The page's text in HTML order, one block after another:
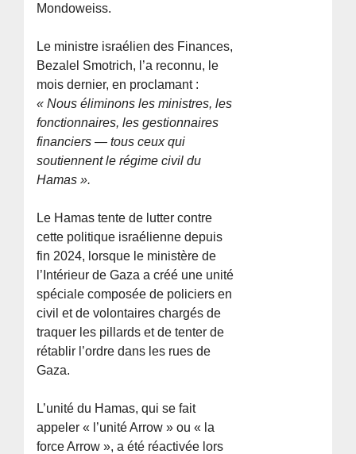
Mondoweiss.
Le ministre israélien des Finances,
Bezalel Smotrich, l’a reconnu, le
mois dernier, en proclamant :
« Nous éliminons les ministres, les
fonctionnaires, les gestionnaires
financiers — tous ceux qui
soutiennent le régime civil du
Hamas ».
Le Hamas tente de lutter contre
cette politique israélienne depuis
fin 2024, lorsque le ministère de
l’Intérieur de Gaza a créé une unité
spéciale composée de policiers en
civil et de volontaires chargés de
traquer les pillards et de tenter de
rétablir l’ordre dans les rues de
Gaza.
L’unité du Hamas, qui se fait
appeler « l’unité Arrow » ou « la
force Arrow », a été réactivée lors